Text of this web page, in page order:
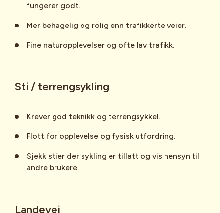
fungerer godt.
Mer behagelig og rolig enn trafikkerte veier.
Fine naturopplevelser og ofte lav trafikk.
Sti / terrengsykling
Krever god teknikk og terrengsykkel.
Flott for opplevelse og fysisk utfordring.
Sjekk stier der sykling er tillatt og vis hensyn til
andre brukere.
Landevei